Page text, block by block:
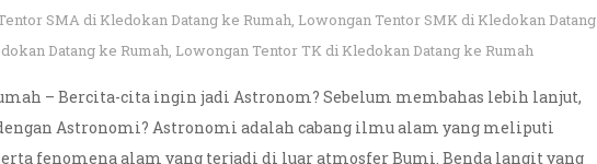
SMA di Kledokan Datang ke Rumah, Lowongan Tentor SMK di Kledokan Datang
Datang ke Rumah, Lowongan Tentor TK di Kledokan Datang ke Rumah
– Bercita-cita ingin jadi Astronom? Sebelum membahas lebih lanjut,
Astronomi? Astronomi adalah cabang ilmu alam yang meliputi
fenomena alam yang terjadi di luar atmosfer Bumi. Benda langit yang